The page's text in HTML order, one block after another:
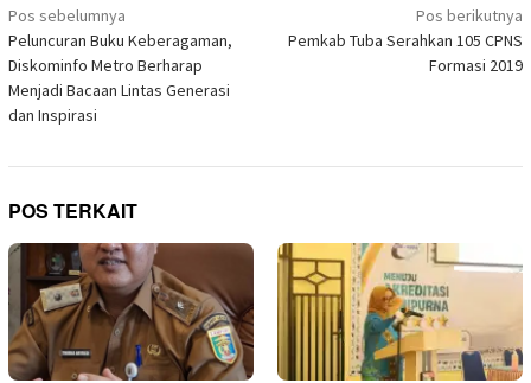
jendela
yang
baru)
Navigasi
pos
Pos sebelumnya
Peluncuran Buku Keberagaman,
Diskominfo Metro Berharap
Menjadi Bacaan Lintas Generasi
dan Inspirasi
Pos berikutnya
Pemkab Tuba Serahkan 105 CPNS
Formasi 2019
POS TERKAIT